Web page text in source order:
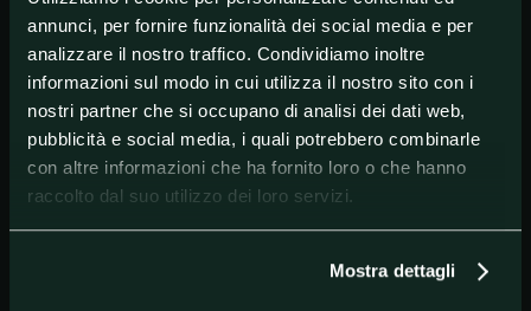
annunci, per fornire funzionalità dei social media e per
analizzare il nostro traffico. Condividiamo inoltre
informazioni sul modo in cui utilizza il nostro sito con i
nostri partner che si occupano di analisi dei dati web,
pubblicità e social media, i quali potrebbero combinarle
con altre informazioni che ha fornito loro o che hanno
raccolto dal suo utilizzo dei loro servizi.
Mostra dettagli